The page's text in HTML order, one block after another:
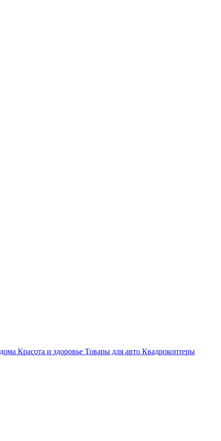
Красота и здоровье Товары для авто Квадрокоптеры